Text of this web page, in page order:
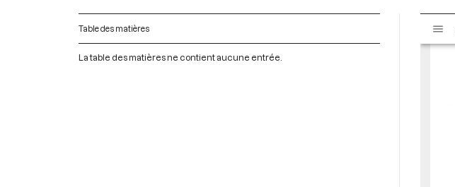
Table des matières
La table des matières ne contient aucune entrée.
s